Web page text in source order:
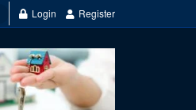
Login Register